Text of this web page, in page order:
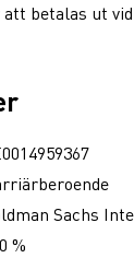
betalas ut
Sachs
%